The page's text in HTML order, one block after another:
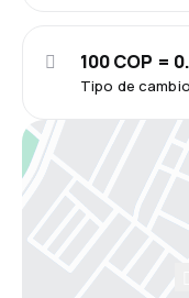
Tipo de cambio
100 COP =